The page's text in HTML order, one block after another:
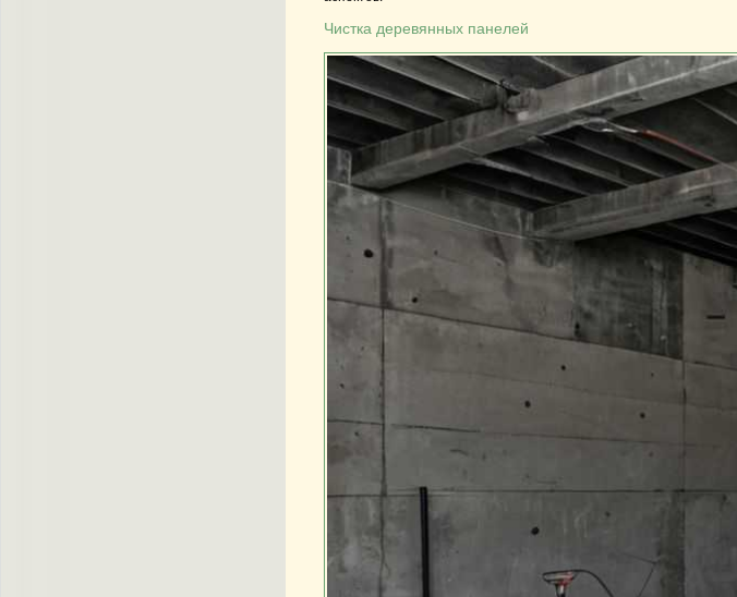
Чистка деревянных панелей